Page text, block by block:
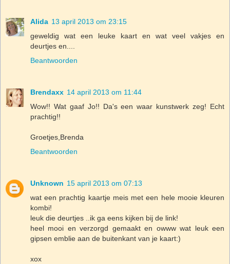
Alida 13 april 2013 om 23:15
geweldig wat een leuke kaart en wat veel vakjes en
deurtjes en....
Beantwoorden
Brendaxx 14 april 2013 om 11:44
Wow!! Wat gaaf Jo!! Da's een waar kunstwerk zeg! Echt
prachtig!!
Groetjes,Brenda
Beantwoorden
Unknown 15 april 2013 om 07:13
wat een prachtig kaartje meis met een hele mooie kleuren
kombi!
leuk die deurtjes ..ik ga eens kijken bij de link!
heel mooi en verzorgd gemaakt en owww wat leuk een
gipsen emblie aan de buitenkant van je kaart:)
xox